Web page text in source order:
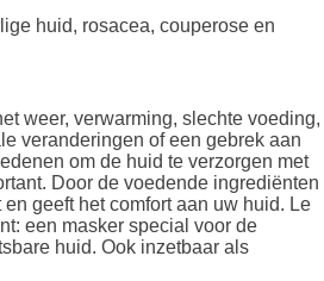
huid, rosacea, couperose en
weer, verwarming, slechte voeding,
veranderingen of een gebrek aan
om de huid te verzorgen met
Door de voedende ingrediënten
geeft het comfort aan uw huid. Le
een masker special voor de
huid. Ook inzetbaar als